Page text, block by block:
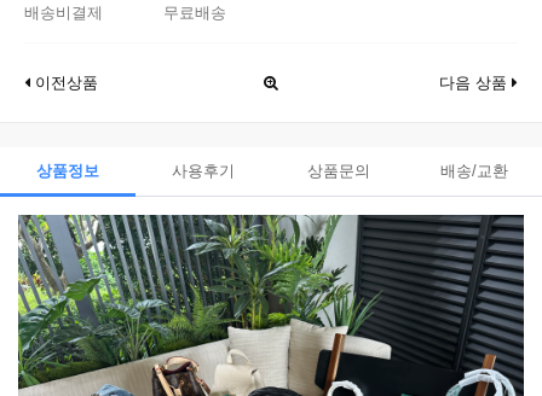
배송비결제
무료배송
이전상품 다음 상품
상품정보 사용후기 상품문의 배송/교환